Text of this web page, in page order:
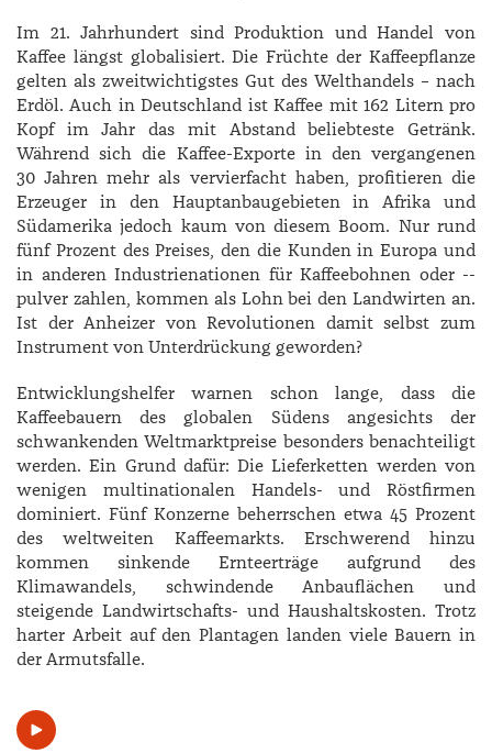
Im 21. Jahrhundert sind Produktion und Handel von
Kaffee längst globalisiert. Die Früchte der Kaffeepflanze
gelten als zweitwichtigstes Gut des Welthandels – nach
Erdöl. Auch in Deutschland ist Kaffee mit 162 Litern pro
Kopf im Jahr das mit Abstand beliebteste Getränk.
Während sich die Kaffee-­Exporte in den vergangenen
30 Jahren mehr als vervierfacht haben, profitieren die
Erzeuger in den Hauptanbaugebieten in Afrika und
Südamerika jedoch kaum von diesem Boom. Nur rund
fünf Prozent des Preises, den die Kunden in Europa und
in anderen Industrienationen für Kaffee­bohnen oder -­
pulver zahlen, kommen als Lohn bei den Landwirten an.
Ist der Anheizer von Revolutionen damit selbst zum
Instrument von Unterdrückung geworden?
Entwicklungshelfer warnen schon lange, dass die
Kaffeebauern des globalen Südens angesichts der
schwankenden Weltmarktpreise besonders benachteiligt
werden. Ein Grund dafür: Die Lieferketten werden von
wenigen multinationalen ­Handels- und Röst­firmen
dominiert. Fünf Konzerne beherrschen etwa 45 Prozent
des weltweiten Kaffeemarkts. Erschwerend hinzu
kommen sinkende Ernteerträge aufgrund des
Klimawandels, schwindende Anbauflächen und
steigende Landwirtschafts- und Haushaltskosten. Trotz
harter Arbeit auf den Plantagen landen viele Bauern in
der Armutsfalle.